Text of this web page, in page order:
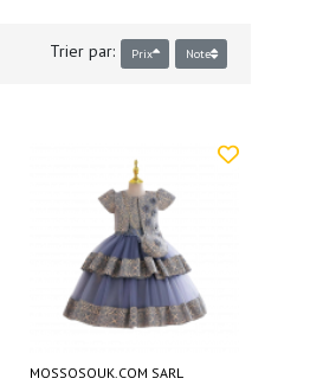
Trier par: Prix Note
MOSSOSOUK.COM SARL